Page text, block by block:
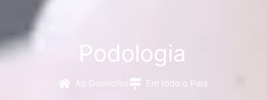
Podologia
Ao Domicílio Em todo o País